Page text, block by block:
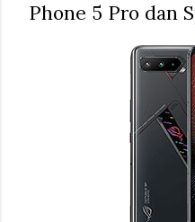
Phone 5 Pro dan